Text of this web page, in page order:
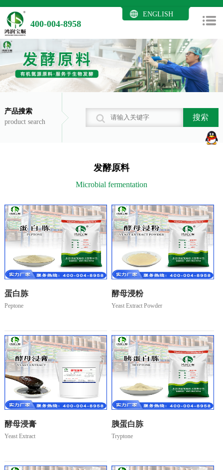
400-004-8958
ENGLISH
产品搜索
product search
搜索
发酵原料
Microbial fermentation
蛋白胨
Peptone
酵母浸粉
Yeast Extract Powder
酵母浸膏
Yeast Extract
胰蛋白胨
Tryptone